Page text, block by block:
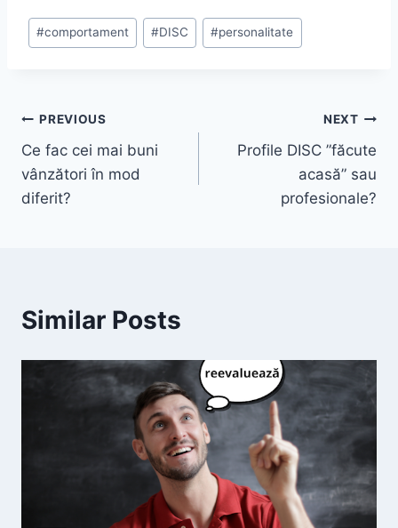
Post
Tags:
#comportament #DISC #personalitate
Post
navigation
PREVIOUS
Ce fac cei mai buni
vânzători în mod
diferit?
NEXT
Profile DISC ”făcute
acasă” sau
profesionale?
Similar Posts